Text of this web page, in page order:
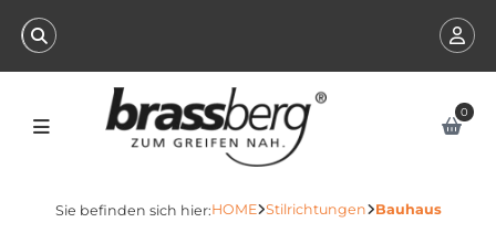
0
Sie befinden sich hier:HOME Stilrichtungen Bauhaus